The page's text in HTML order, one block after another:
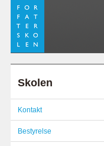
Skolen
Kontakt
Bestyrelse